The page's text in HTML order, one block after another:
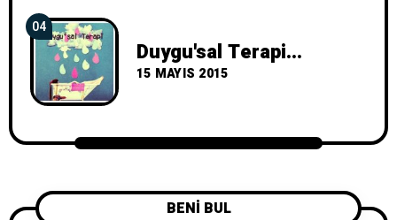
04
Duygu'sal Terapi...
15 MAYIS 2015
BENİ BUL